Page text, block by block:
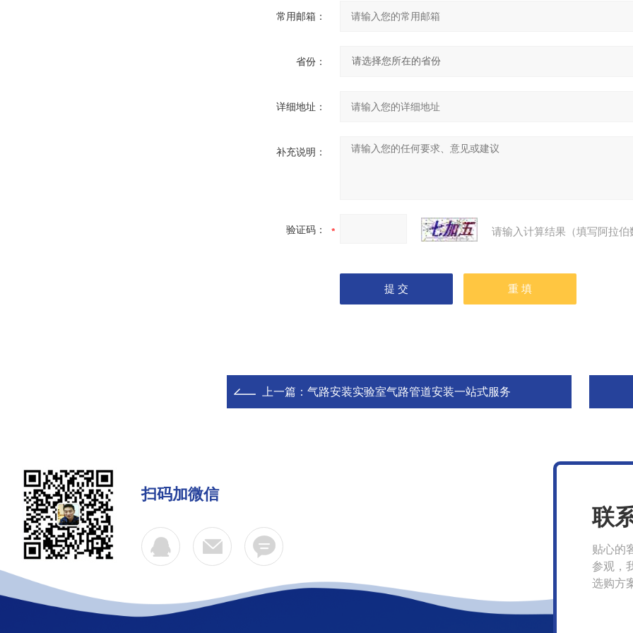
常用邮箱：
省份：
详细地址：
补充说明：
验证码： 请输入计算结果（填写阿拉
上一篇： 气路安装实验室气路管道安装一站式服务
扫码加微信
联
贴心的
参观，
选购方